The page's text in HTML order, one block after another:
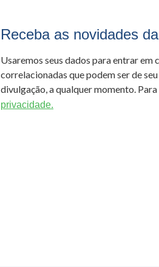
Receba as novidades
Usaremos seus dados para entrar
correlacionadas que podem ser de
divulgação, a qualquer momento.
privacidade.